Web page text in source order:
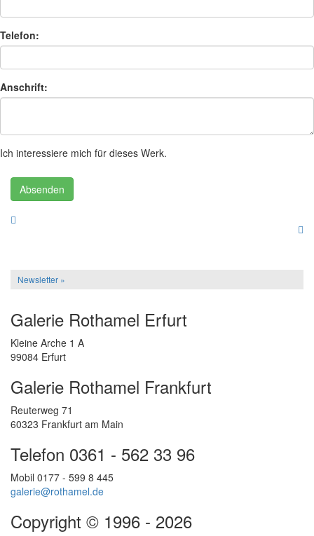
Telefon:
Anschrift:
Ich interessiere mich für dieses Werk.
Absenden
Newsletter »
Galerie Rothamel Erfurt
Kleine Arche 1 A
99084 Erfurt
Galerie Rothamel Frankfurt
Reuterweg 71
60323 Frankfurt am Main
Telefon 0361 - 562 33 96
Mobil 0177 - 599 8 445
galerie@rothamel.de
Copyright © 1996 - 2026